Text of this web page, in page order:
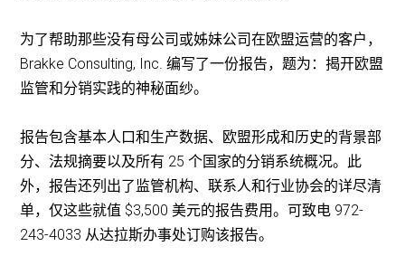
为了帮助那些没有母公司或姊妹公司在欧盟运营的客户，
Brakke Consulting, Inc. 编写了一份报告，题为：揭开欧盟
监管和分销实践的神秘面纱。
报告包含基本人口和生产数据、欧盟形成和历史的背景部
分、法规摘要以及所有 25 个国家的分销系统概况。此
外，报告还列出了监管机构、联系人和行业协会的详尽清
单，仅这些就值 $3,500 美元的报告费用。可致电 972-
243-4033 从达拉斯办事处订购该报告。